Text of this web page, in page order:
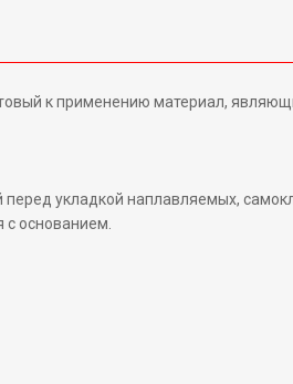
к применению материал,
укладкой наплавляемых,
основанием.